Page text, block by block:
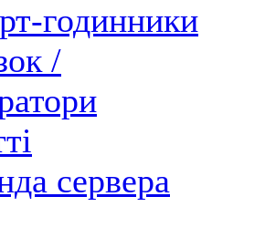
годинники
/
сервера